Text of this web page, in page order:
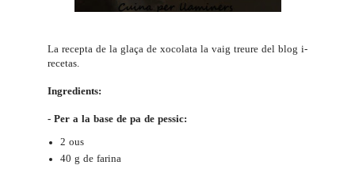
La recepta de la glaça de xocolata la vaig treure del blog i-
recetas
Ingredients:
- Per a la base de pa de pessic:
2 ous
40 g de farina